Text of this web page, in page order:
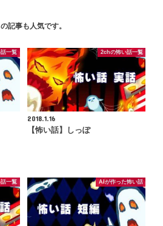
記事も人気です。
一覧 2chの怖い話一覧
2018.1.16
【怖い話】しっぽ
一覧 AIが作った怖い話